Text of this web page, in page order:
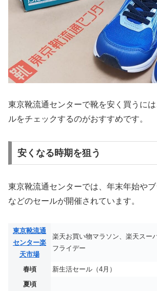
東京靴流通センターで靴を安く買うに
ルをチェックするのがおすすめです。
安くなる時期を狙う
東京靴流通センターでは、年末年始や
などのセールが開催されています。
東京靴流通
センター楽
天市場
楽天お買い物マラソン、楽天スー
フライデー
春頃
新生活セール（4月）
夏頃